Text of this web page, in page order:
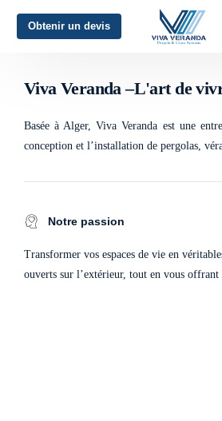
Obtenir un devis
L'art de
Viva Veranda –L'art de
Basée à Alger, Viva Veranda est une
conception et l’installation de pergolas,
Notre passion
Transformer vos espaces de vie en
ouverts sur l’extérieur, tout en vous offrant